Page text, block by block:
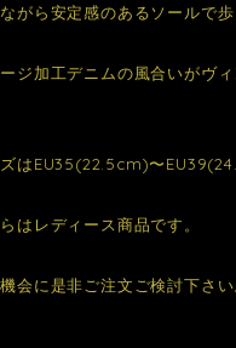
がら安定感のあるソールで
ジ加工デニムの風合いがヴ
はEU35(22.5cm)〜
はレディース商品です。
会に是非ご注文ご検討下さい